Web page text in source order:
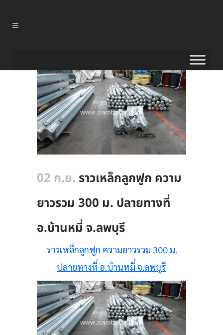
02 ก.ย. ราวเหล็กลูกฟูก ความ
ยาวรวม 300 ม. ปลายทางที่
อ.บ้านหมี่ จ.ลพบุรี
ราวเหล็กลูกฟูก ความยาวรวม 300 ม.
ปลายทางที่ อ.บ้านหมี่ จ.ลพบุรี